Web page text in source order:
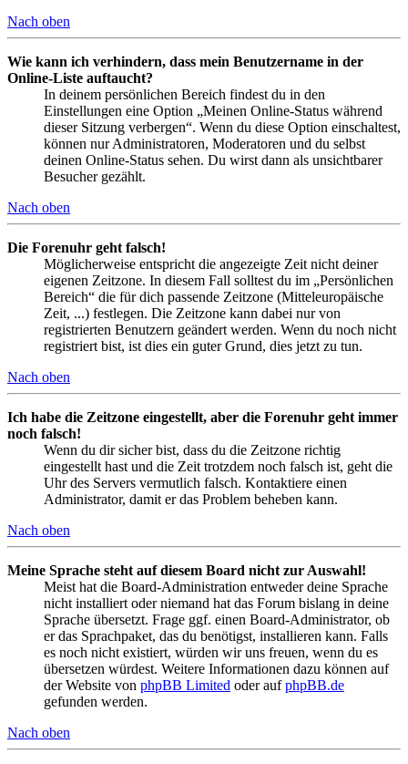
Nach oben
Wie kann ich verhindern, dass mein Benutzername in der
Online-Liste auftaucht?
In deinem persönlichen Bereich findest du in den
Einstellungen eine Option „Meinen Online-Status während
dieser Sitzung verbergen“. Wenn du diese Option einschaltest,
können nur Administratoren, Moderatoren und du selbst
deinen Online-Status sehen. Du wirst dann als unsichtbarer
Besucher gezählt.
Nach oben
Die Forenuhr geht falsch!
Möglicherweise entspricht die angezeigte Zeit nicht deiner
eigenen Zeitzone. In diesem Fall solltest du im „Persönlichen
Bereich“ die für dich passende Zeitzone (Mitteleuropäische
Zeit, ...) festlegen. Die Zeitzone kann dabei nur von
registrierten Benutzern geändert werden. Wenn du noch nicht
registriert bist, ist dies ein guter Grund, dies jetzt zu tun.
Nach oben
Ich habe die Zeitzone eingestellt, aber die Forenuhr geht immer
noch falsch!
Wenn du dir sicher bist, dass du die Zeitzone richtig
eingestellt hast und die Zeit trotzdem noch falsch ist, geht die
Uhr des Servers vermutlich falsch. Kontaktiere einen
Administrator, damit er das Problem beheben kann.
Nach oben
Meine Sprache steht auf diesem Board nicht zur Auswahl!
Meist hat die Board-Administration entweder deine Sprache
nicht installiert oder niemand hat das Forum bislang in deine
Sprache übersetzt. Frage ggf. einen Board-Administrator, ob
er das Sprachpaket, das du benötigst, installieren kann. Falls
es noch nicht existiert, würden wir uns freuen, wenn du es
übersetzen würdest. Weitere Informationen dazu können auf
der Website von phpBB Limited oder aufphpBB.de
gefunden werden.
Nach oben